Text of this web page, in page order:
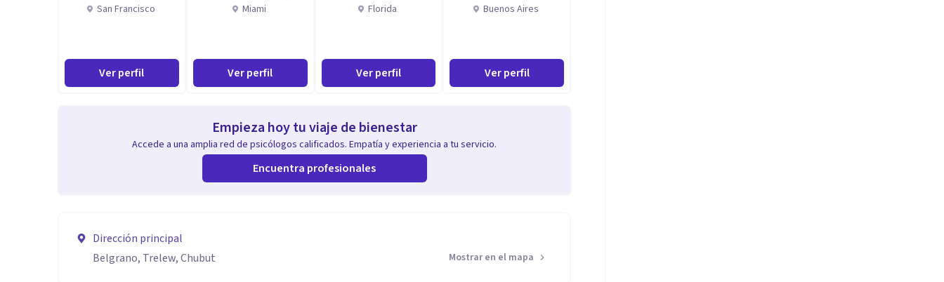
San Francisco
Ver perfil
Miami
Ver perfil
Florida
Ver perfil
Buenos Aires
Ver perfil
Empieza hoy tu viaje de bienestar
Accede a una amplia red de psicólogos calificados. Empatía y experiencia a tu servicio.
Encuentra profesionales
Dirección principal
Belgrano, Trelew, Chubut
Mostrar en el mapa